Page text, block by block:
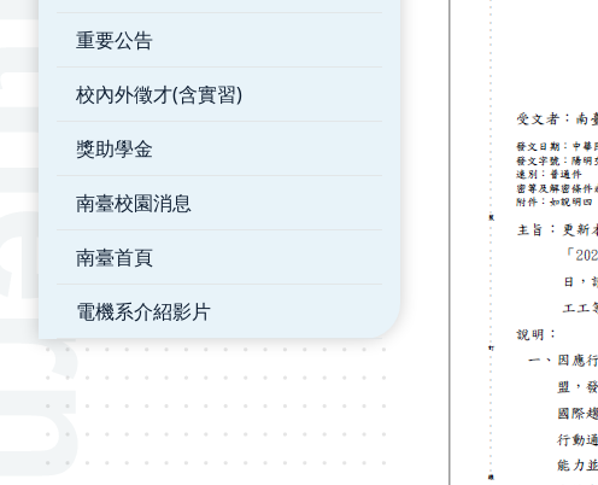
重要公告
校內外徵才(含實習)
獎助學金
南臺校園消息
南臺首頁
電機系介紹影片